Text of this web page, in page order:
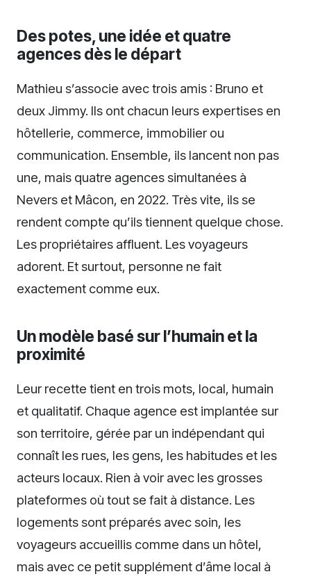
Des potes, une idée et quatre
agences dès le départ
Mathieu s’associe avec trois amis : Bruno et
deux Jimmy. Ils ont chacun leurs expertises en
hôtellerie, commerce, immobilier ou
communication. Ensemble, ils lancent non pas
une, mais quatre agences simultanées à
Nevers et Mâcon, en 2022. Très vite, ils se
rendent compte qu’ils tiennent quelque chose.
Les propriétaires affluent. Les voyageurs
adorent. Et surtout, personne ne fait
exactement comme eux.
Un modèle basé sur l’humain et la
proximité
Leur recette tient en trois mots, local, humain
et qualitatif. Chaque agence est implantée sur
son territoire, gérée par un indépendant qui
connaît les rues, les gens, les habitudes et les
acteurs locaux. Rien à voir avec les grosses
plateformes où tout se fait à distance. Les
logements sont préparés avec soin, les
voyageurs accueillis comme dans un hôtel,
mais avec ce petit supplément d’âme local à